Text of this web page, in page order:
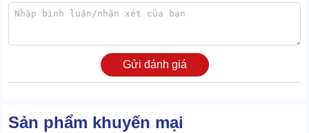
Gửi đánh giá
Sản phẩm khuyến mại